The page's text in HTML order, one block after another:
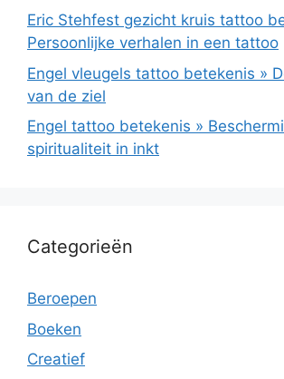
Eric Stehfest gezicht kruis tattoo
Persoonlijke verhalen in een tattoo
Engel vleugels tattoo betekenis »
van de ziel
Engel tattoo betekenis »
spiritualiteit in inkt
Categorieën
Beroepen
Boeken
Creatief